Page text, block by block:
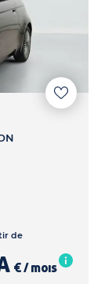
de
€ / mois